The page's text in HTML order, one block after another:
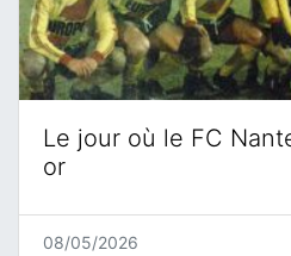
Le jour où le FC
or
08/05/2026